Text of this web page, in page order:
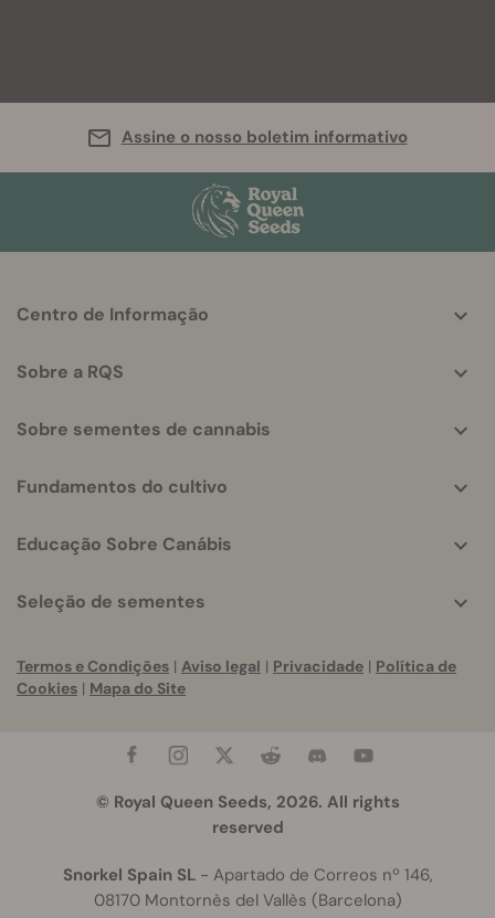
Assine o nosso boletim informativo
helpful
Centro de Informação
Sobre a RQS
Sobre sementes de cannabis
Fundamentos do cultivo
Educação Sobre Canábis
Seleção de sementes
Termos e Condições | Aviso legal | Privacidade | Política de
Cookies | Mapa do Site
© Royal Queen Seeds, 2026. All rights
reserved
Snorkel Spain SL- Apartado de Correos nº 146,
08170 Montornès del Vallès (Barcelona)